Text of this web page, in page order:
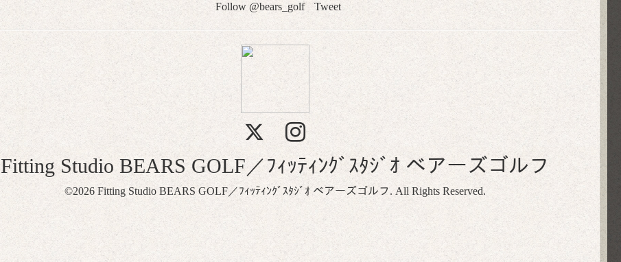
Follow @bears_golf Tweet
Fitting Studio BEARS GOLF／ﾌｨｯﾃｨﾝｸﾞｽﾀｼﾞｵ ベアーズゴルフ
©2026 Fitting Studio BEARS GOLF／ﾌｨｯﾃｨﾝｸﾞｽﾀｼﾞｵ ベアーズゴルフ . All Rights Reserved.